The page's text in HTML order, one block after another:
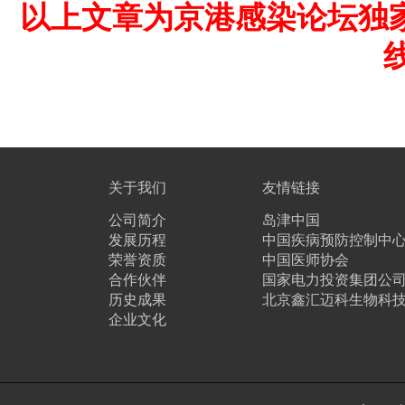
以上文章为京港感染论坛
关于我们
公司简介
发展历程
荣誉资质
合作伙伴
历史成果
企业文化
友情链接
岛津中国
中国疾病预防控制中
中国医师协会
国家电力投资集团公
北京鑫汇迈科生物科